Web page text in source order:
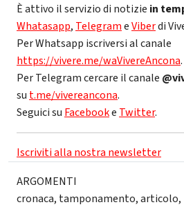
È attivo il servizio di notizie in
Whatasapp, TelegrameViberdi
Per Whatsapp iscriversi al canale
https://vivere.me/waVivereAncona.
Per Telegram cercare il canale
su t.me/vivereancona.
Seguici su Facebooke Twitter.
Iscriviti alla nostra newsletter
ARGOMENTI
cronaca, tamponamento,articolo,